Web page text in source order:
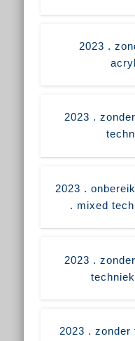
2023 .
2023 .
2023 .
. mixed
2023 .
2023 .